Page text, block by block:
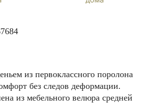
из первоклассного поролона
без следов деформации.
из мебельного велюра средней